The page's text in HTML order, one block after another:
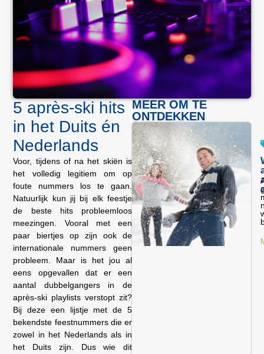
5 après-ski hits
in het Duits én
Nederlands
Voor, tijdens of na het skiën is
het volledig legitiem om op
foute nummers los te gaan.
Natuurlijk kun jij bij elk feestje
de beste hits probleemloos
meezingen. Vooral met een
paar biertjes op zijn ook de
internationale nummers geen
probleem. Maar is het jou al
eens opgevallen dat er een
aantal dubbelgangers in de
après-ski playlists verstopt zit?
Bij deze een lijstje met de 5
bekendste feestnummers die er
zowel in het Nederlands als in
het Duits zijn. Dus wie dit
MEER OM TE
ONTDEKKEN